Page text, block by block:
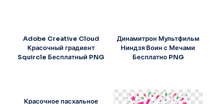
Adobe Creative Cloud
Красочный градиент
Squircle Бесплатный PNG
Динамитрон Мультфильм
Ниндзя Воин с Мечами
Бесплатно PNG
Красочное пасхальное